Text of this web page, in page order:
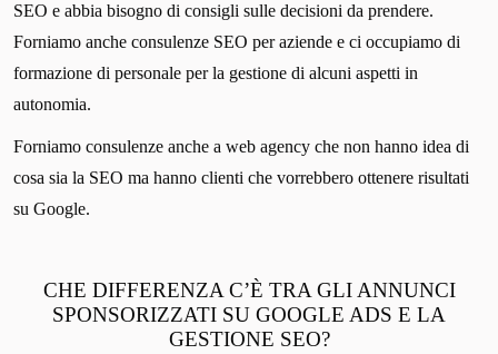
SEO e abbia bisogno di consigli sulle decisioni da prendere.
Forniamo anche consulenze SEO per aziende e ci occupiamo di
formazione di personale per la gestione di alcuni aspetti in
autonomia.
Forniamo consulenze anche a web agency che non hanno idea di
cosa sia la SEO ma hanno clienti che vorrebbero ottenere risultati
su Google.
CHE DIFFERENZA C’È TRA GLI ANNUNCI
SPONSORIZZATI SU GOOGLE ADS E LA
GESTIONE SEO?